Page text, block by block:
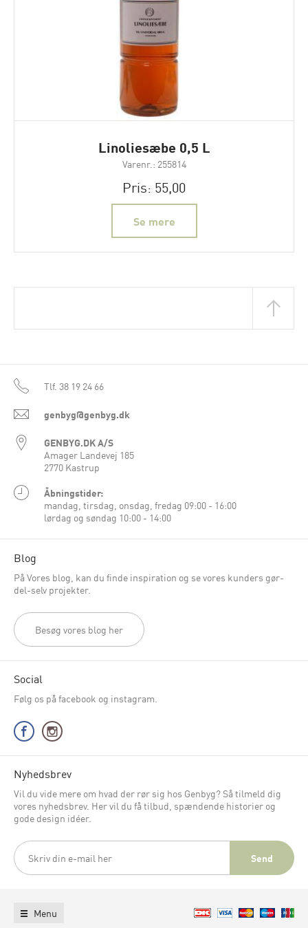
Linoliesæbe 0,5 L
Varenr.: 255814
Pris: 55,00
Se mere
Tlf. 38 19 24 66
genbyg@genbyg.dk
GENBYG.DK A/S
Amager Landevej 185
2770 Kastrup
Åbningstider:
mandag, tirsdag, onsdag, fredag 09:00 - 16:00
lørdag og søndag 10:00 - 14:00
Blog
På Vores blog, kan du finde inspiration og se vores kunders gør-
del-selv projekter.
Besøg vores blog her
Social
Følg os på facebook og instagram.
Nyhedsbrev
Vil du vide mere om hvad der rør sig hos Genbyg? Så tilmeld dig
vores nyhedsbrev. Her vil du få tilbud, spændende historier og
gode design idéer.
Menu